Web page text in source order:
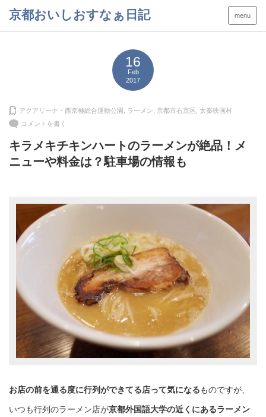
京都おいしおすなぁ日記 menu
16
Feb
2017
アクアリーナ・西京極総合運動公園 ラーメン 京都市右京区
太秦映画村
コメントを書く
キラメキチキンハートのラーメンが絶品！メ
ニューや料金は？駐車場の情報も
お店の前を通る度に行列ができてる店って気になるものですが、
いつも行列のラーメン店が京都外国語大学の近くにあるラーメン